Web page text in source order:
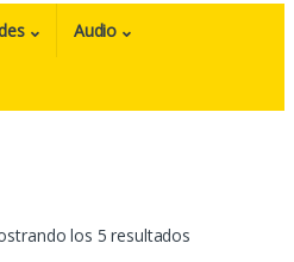
Audio
los 5 resultados